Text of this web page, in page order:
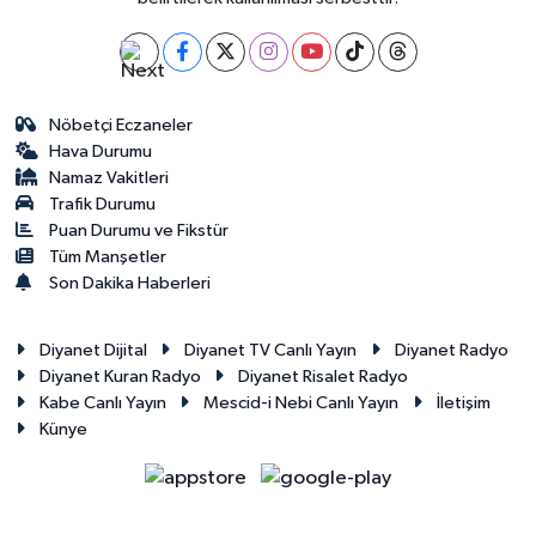
Nöbetçi Eczaneler
Hava Durumu
Namaz Vakitleri
Trafik Durumu
Puan Durumu ve Fikstür
Tüm Manşetler
Son Dakika Haberleri
Diyanet Dijital Diyanet TV Canlı Yayın
Diyanet Radyo
Diyanet Kuran Radyo
Diyanet Risalet Radyo
Kabe Canlı Yayın
Mescid-i Nebi Canlı Yayın
İletişim
Künye